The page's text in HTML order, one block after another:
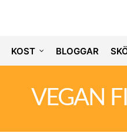
KOST BLOGGAR
VEGAN